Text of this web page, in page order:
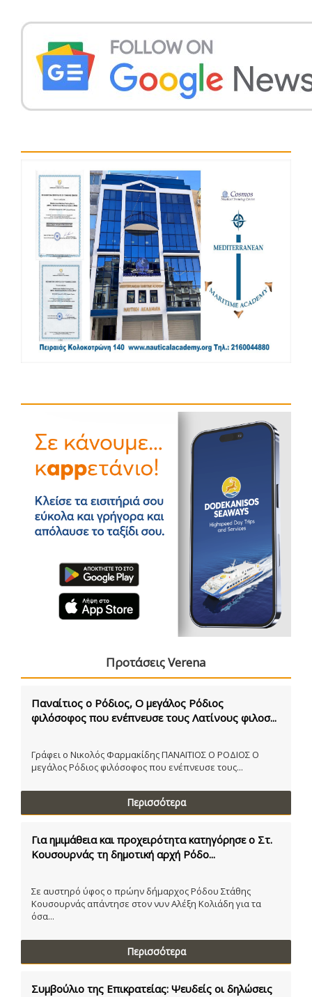
Προτάσεις Verena
Παναίτιος ο Ρόδιος, Ο μεγάλος Ρόδιος
φιλόσοφος που ενέπνευσε τους Λατίνους φιλοσ...
Γράφει ο Νικολός Φαρμακίδης ΠΑΝΑΙΤΙΟΣ Ο ΡΟΔΙΟΣ Ο
μεγάλος Ρόδιος φιλόσοφος που ενέπνευσε τους...
Περισσότερα
Για ημιμάθεια και προχειρότητα κατηγόρησε ο Στ.
Κουσουρνάς τη δημοτική αρχή Ρόδο...
Σε αυστηρό ύφος ο πρώην δήμαρχος Ρόδου Στάθης
Κουσουρνάς απάντησε στον νυν Αλέξη Κολιάδη για τα
όσα...
Περισσότερα
Συμβούλιο της Επικρατείας: Ψευδείς οι δηλώσεις